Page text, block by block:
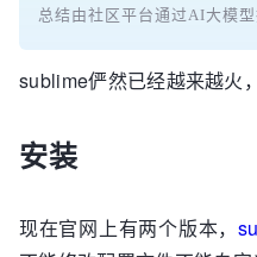
总结由社区平台通过AI大模
sublime俨然已经越来越火
安装
现在官网上有两个版本，